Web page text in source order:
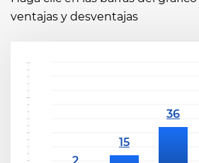
ventajas y desventajas